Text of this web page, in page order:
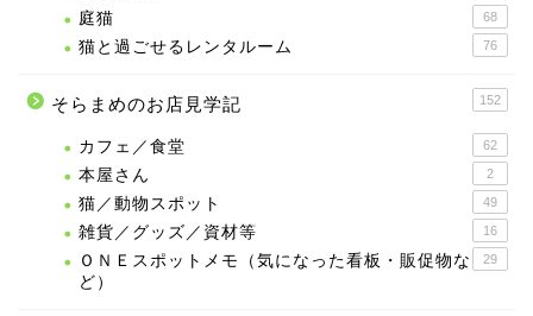
庭猫 68
猫と過ごせるレンタルーム 76
そらまめのお店見学記 152
カフェ／食堂 62
本屋さん 2
猫／動物スポット 49
雑貨／グッズ／資材等 16
ＯＮＥスポットメモ（気になった看板・販促物な
ど）
29